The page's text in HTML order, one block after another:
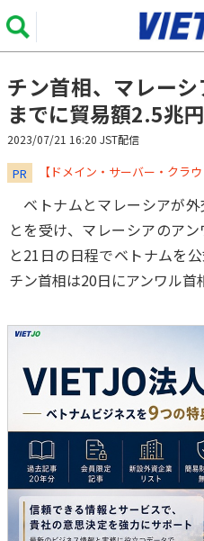
チン首相、マレー
までに貿易額2.5兆
2023/07/21 16:20 JST配信
PR 【ドメイン・サーバー・クラ
ベトナムとマレーシアが
とを受け、マレーシアのア
と21日の日程でベトナムを
チン首相は20日にアンワル首